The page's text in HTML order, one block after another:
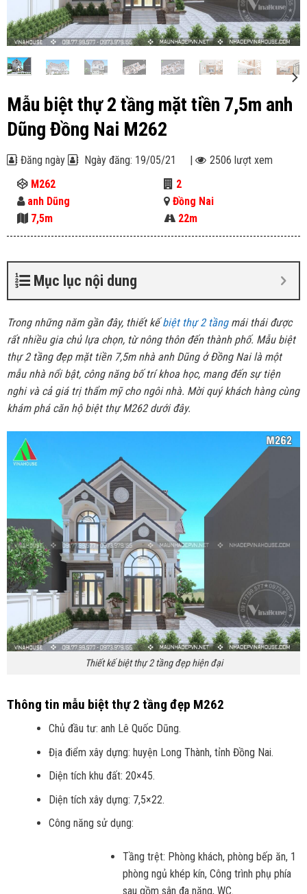
Mẫu biệt thự 2 tầng mặt tiền 7,5m anh
Dũng Đồng Nai M262
Đăng ngày Ngày đăng: 19/05/21 |
2506 lượt xem
M262
2
anh Dũng
Đồng Nai
7,5m
22m
Mục lục nội dung
Trong những năm gần đây, thiết kếbiệt thự 2 tầngmái thái được
rất nhiều gia chủ lựa chọn, từ nông thôn đến thành phố. Mẫu biệt
thự 2 tầng đẹp mặt tiền 7,5m nhà anh Dũng ở Đồng Nai là một
mẫu nhà nổi bật, công năng bố trí khoa học, mang đến sự tiện
nghi và cả giá trị thẩm mỹ cho ngôi nhà. Mời quý khách hàng cùng
khám phá căn hộ biệt thự M262 dưới đây.
Thiết kế biệt thự 2 tầng đẹp hiện đại
Thông tin mẫu biệt thự 2 tầng đẹp M262
Chủ đầu tư: anh Lê Quốc Dũng.
Địa điểm xây dựng: huyện Long Thành, tỉnh Đồng Nai.
Diện tích khu đất: 20×45.
Diện tích xây dựng: 7,5×22.
Công năng sử dụng:
Tầng trệt: Phòng khách, phòng bếp ăn, 1
phòng ngủ khép kín, Công trình phụ phía
sau gồm sân đa năng, WC.